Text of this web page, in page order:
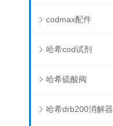
codmax配件
哈希cod试剂
哈希硫酸阀
哈希drb200消解器